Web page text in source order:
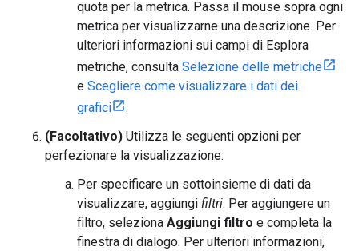
quota per la metrica. Passa il mouse sopra ogni
metrica per visualizzarne una descrizione. Per
ulteriori informazioni sui campi di Esplora
metriche, consulta Selezione delle metriche
e Scegliere come visualizzare i dati dei
grafici
.
(Facoltativo) Utilizza le seguenti opzioni per
perfezionare la visualizzazione:
Per specificare un sottoinsieme di dati da
visualizzare, aggiungi filtri. Per aggiungere un
filtro, seleziona Aggiungi filtro e completa la
finestra di dialogo. Per ulteriori informazioni,